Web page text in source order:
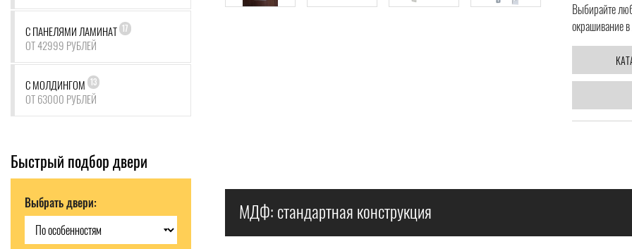
С ПАНЕЛЯМИ ЛАМИНАТ 17
ОТ 42999 РУБЛЕЙ
С МОЛДИНГОМ 13
ОТ 63000 РУБЛЕЙ
Быстрый подбор двери
Выбрать двери:
Выбирайте
окрашивание
МДФ: стандартная конструкция